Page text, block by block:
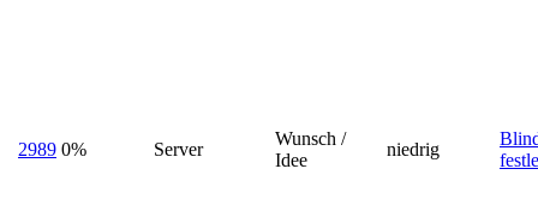
2989 0% Server
Wunsch /
Idee
niedrig